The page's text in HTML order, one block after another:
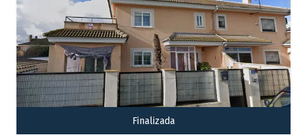
Finalizada